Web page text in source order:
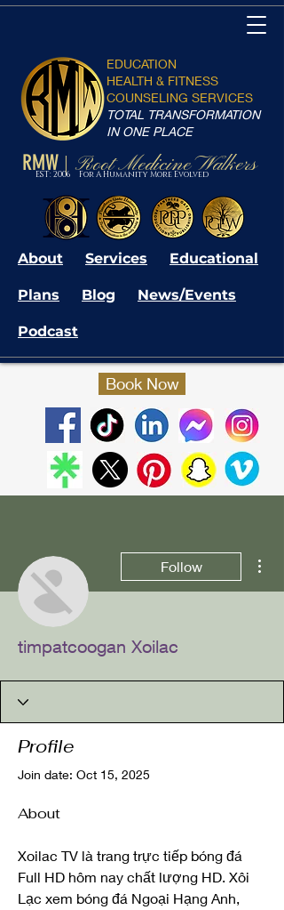
RMW Root Medicine Walkers
EST: 2006 For A Humanity More Evolved
EDUCATION
HEALTH & FITNESS
COUNSELING SERVICES
TOTAL TRANSFORMATION
IN ONE PLACE
About Services Educational
Plans Blog News/Events
Podcast
Book Now
Follow
timpatcoogan Xoilac
Profile
Join date: Oct 15, 2025
About
Xoilac TV là trang trực tiếp bóng đá
Full HD hôm nay chất lượng HD. Xôi
Lạc xem bóng đá Ngoại Hạng Anh,